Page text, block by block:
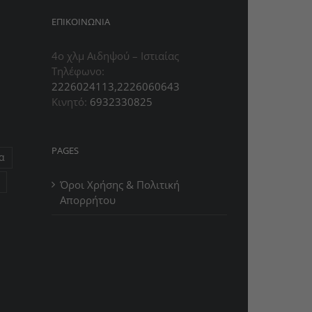
ΕΠIΚΟΙΝΩΝΙΑ
4ο χλμ Αιδηψού – Ιστιαίας
Τηλέφωνο:
2226024113,2226060643
Κινητό: 6932330825
PAGES
Όροι Χρήσης & Πολιτική
Απορρήτου